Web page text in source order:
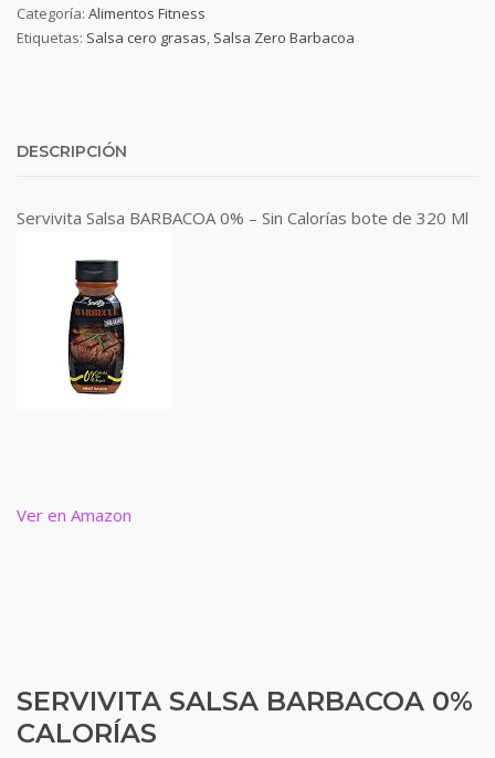
Categoría: Alimentos Fitness
Etiquetas: Salsa cero grasas, Salsa Zero Barbacoa
DESCRIPCIÓN
Servivita Salsa BARBACOA 0% – Sin Calorías bote de 320 Ml
Ver en Amazon
SERVIVITA SALSA BARBACOA 0%
CALORÍAS